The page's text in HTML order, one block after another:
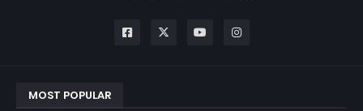
MOST POPULAR